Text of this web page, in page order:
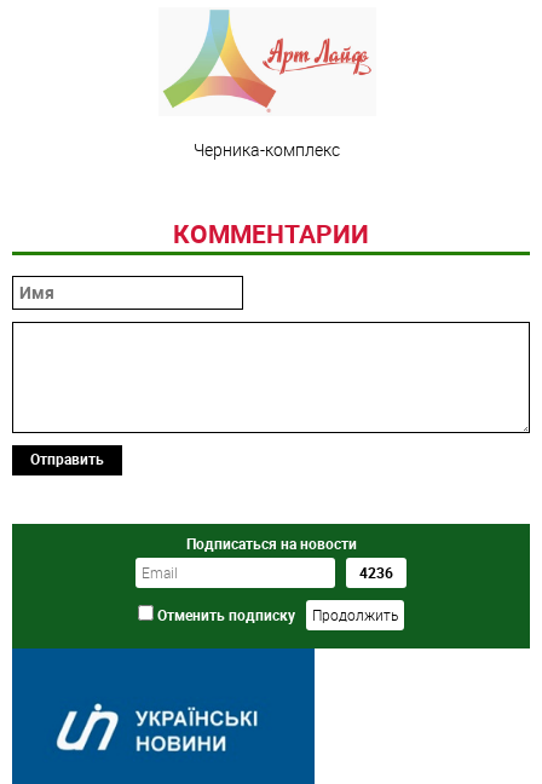
Черника-комплекс
КОММЕНТАРИИ
Отправить
Подписаться на новости
Отменить подписку